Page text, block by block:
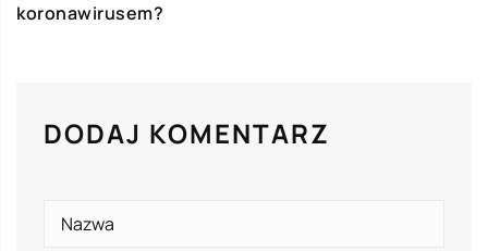
koronawirusem?
DODAJ KOMENTARZ